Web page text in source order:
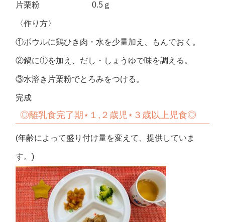
片栗粉 0.5ｇ
〈作り方〉
①ボウルに鶏ひき肉・水を少量加え、もんでおく。
②鍋に①を加え、だし・しょうゆで味を調える。
③水溶き片栗粉でとろみをつける。
完成
◎離乳食完了期⋆１,２歳児⋆３歳以上児食◎
(年齢によって盛り付け量を変えて、提供していま
す。)